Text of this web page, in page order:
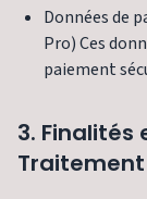
Données de
Pro) Ces
paiement
3. Finalités
Traitement